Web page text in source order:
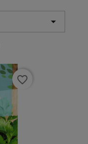

favorite_border